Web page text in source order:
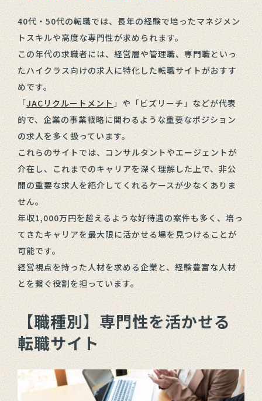
40代・50代の転職では、長年の経験で培ったマネジメン
トスキルや高度な専門性が求められます。
この年代の求職者には、経営層や管理職、専門職といっ
たハイクラス向けの求人に特化した転職サイトがおすす
めです。
「JACリクルートメント 」や「ビズリーチ」などが代表
的で、企業の事業戦略に関わるような重要なポジション
の求人を多く扱っています。
これらのサイトでは、コンサルタントやエージェントが
介在し、これまでのキャリアを深く理解した上で、非公
開の重要な求人を紹介してくれるケースが少なくありま
せん。
年収1,000万円を超えるような好待遇の案件も多く、培っ
てきたキャリアを最大限に活かせる場を見つけることが
可能です。
経営視点を持った人材を求める企業と、経験豊富な人材
とを繋ぐ役割を担っています。
【職種別】専門性を活かせる
転職サイト